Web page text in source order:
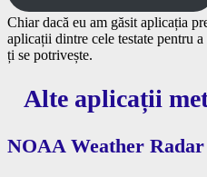
Chiar dacă eu am găsit aplicația
aplicații dintre cele testate pentru
ți se potrivește.
Alte aplicații
NOAA Weather